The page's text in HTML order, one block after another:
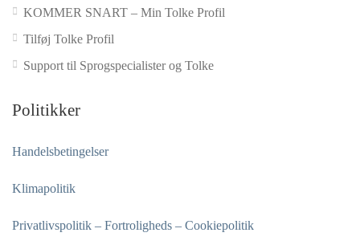
KOMMER SNART – Min Tolke Profil
Tilføj Tolke Profil
Support til Sprogspecialister og Tolke
Politikker
Handelsbetingelser
Klimapolitik
Privatlivspolitik – Fortroligheds – Cookiepolitik